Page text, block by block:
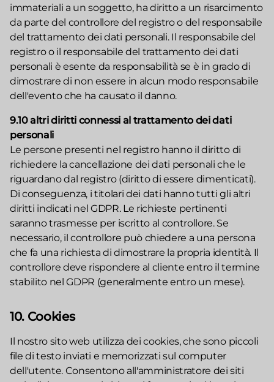
immateriali a un soggetto, ha diritto a un risarcimento
da parte del controllore del registro o del responsabile
del trattamento dei dati personali. Il responsabile del
registro o il responsabile del trattamento dei dati
personali è esente da responsabilità se è in grado di
dimostrare di non essere in alcun modo responsabile
dell'evento che ha causato il danno.
9.10 altri diritti connessi al trattamento dei dati
personali
Le persone presenti nel registro hanno il diritto di
richiedere la cancellazione dei dati personali che le
riguardano dal registro (diritto di essere dimenticati).
Di conseguenza, i titolari dei dati hanno tutti gli altri
diritti indicati nel GDPR. Le richieste pertinenti
saranno trasmesse per iscritto al controllore. Se
necessario, il controllore può chiedere a una persona
che fa una richiesta di dimostrare la propria identità. Il
controllore deve rispondere al cliente entro il termine
stabilito nel GDPR (generalmente entro un mese).
10. Cookies
Il nostro sito web utilizza dei cookies, che sono piccoli
file di testo inviati e memorizzati sul computer
dell'utente. Consentono all'amministratore dei siti